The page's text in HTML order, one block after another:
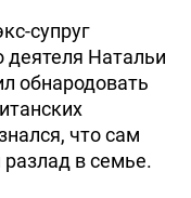
супруг
деятеля Натальи
обнародовать
что сам
в семье.